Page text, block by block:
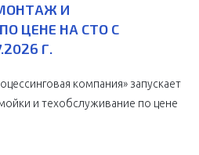
И
ЦЕНЕ НА СТО С
Г.
компания» запускает
и техобслуживание по цене